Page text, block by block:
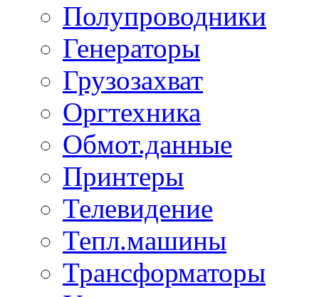
Полупроводники
Генераторы
Грузозахват
Оргтехника
Обмот.данные
Принтеры
Телевидение
Тепл.машины
Трансформаторы